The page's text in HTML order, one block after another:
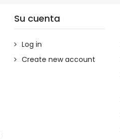
Su cuenta
Log in
Create new account